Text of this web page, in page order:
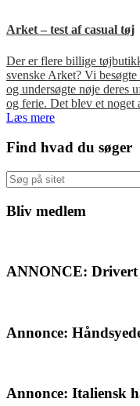
Arket – test af casual tøj
Der er flere billige
svenske Arket? Vi
og undersøgte nøje deres
og ferie. Det blev et noget
Læs mere
Primær
Sidebar
Find hvad du søger
Søg
på
sitet
Bliv medlem
ANNONCE: Drivert
Annonce:
Annonce: Italiensk